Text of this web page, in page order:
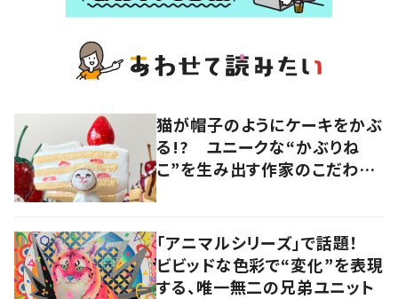
猫が帽子のようにケーキをかぶ
る!? ユニークな“かぶりね
こ”を生み出す作家のこだわり
「アニマルシリーズ」で話題！
ビビッドな色彩で“変化”を表現
する、唯一無二の兄弟ユニット